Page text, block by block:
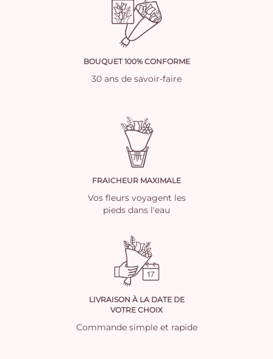
BOUQUET 100% CONFORME
30 ans de savoir-faire
FRAICHEUR MAXIMALE
Vos fleurs voyagent les
pieds dans l'eau
LIVRAISON À LA DATE DE
VOTRE CHOIX
Commande simple et rapide